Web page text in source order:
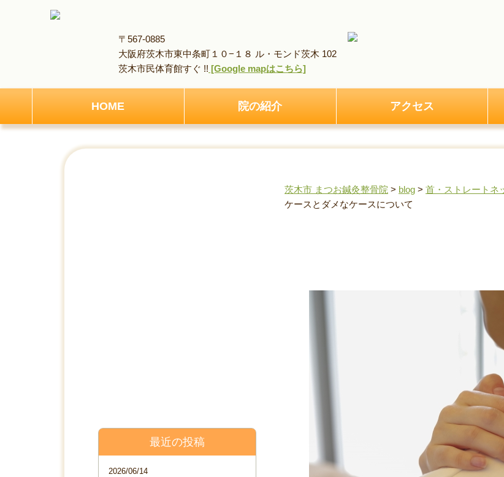
〒567-0885
大阪府茨木市東中条町１０−１８ ル・モンド茨木 102
茨木市民体育館すぐ !! [Google mapはこちら]
HOME 院の紹介 アクセス
茨木市 まつお鍼灸整骨院 > blog > 首・ストレートネ
ケースとダメなケースについて
最近の投稿
2026/06/14